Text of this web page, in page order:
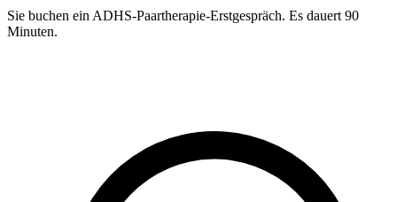
Sie buchen ein ADHS-Paartherapie-Erstgespräch. Es dauert 90
Minuten.